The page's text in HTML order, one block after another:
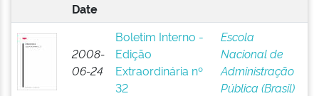
Date
2008-
06-24
Boletim Interno -
Edição
Extraordinária nº
32
Escola
Nacional de
Administração
Pública (Brasil)